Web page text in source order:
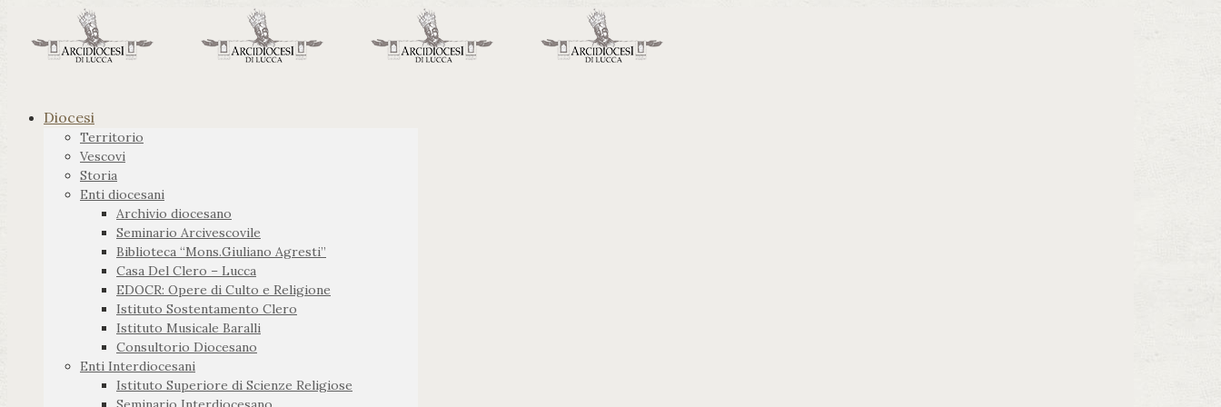
Diocesi
Territorio
Vescovi
Storia
Enti diocesani
Archivio diocesano
Seminario Arcivescovile
Biblioteca “Mons.Giuliano Agresti”
Casa Del Clero – Lucca
EDOCR: Opere di Culto e Religione
Istituto Sostentamento Clero
Istituto Musicale Baralli
Consultorio Diocesano
Enti Interdiocesani
Istituto Superiore di Scienze Religiose